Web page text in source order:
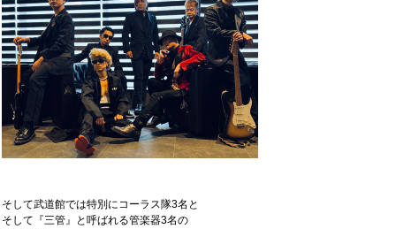
そして武道館では特別にコーラス隊3名と
そして『三管』と呼ばれる管楽器3名の